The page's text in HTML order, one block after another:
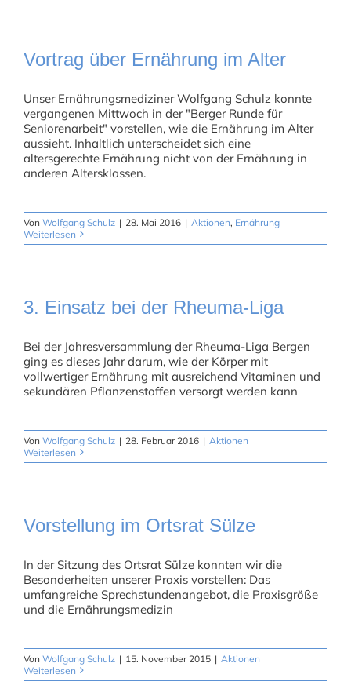
Vortrag über Ernährung im Alter
Unser Ernährungsmediziner Wolfgang Schulz konnte
vergangenen Mittwoch in der "Berger Runde für
Seniorenarbeit" vorstellen, wie die Ernährung im Alter
aussieht. Inhaltlich unterscheidet sich eine
altersgerechte Ernährung nicht von der Ernährung in
anderen Altersklassen.
Von Wolfgang Schulz | 28. Mai 2016 | Aktionen, Ernährung
Weiterlesen
3. Einsatz bei der Rheuma-Liga
Bei der Jahresversammlung der Rheuma-Liga Bergen
ging es dieses Jahr darum, wie der Körper mit
vollwertiger Ernährung mit ausreichend Vitaminen und
sekundären Pflanzenstoffen versorgt werden kann
Von Wolfgang Schulz | 28. Februar 2016 | Aktionen
Weiterlesen
Vorstellung im Ortsrat Sülze
In der Sitzung des Ortsrat Sülze konnten wir die
Besonderheiten unserer Praxis vorstellen: Das
umfangreiche Sprechstundenangebot, die Praxisgröße
und die Ernährungsmedizin
Von Wolfgang Schulz | 15. November 2015 | Aktionen
Weiterlesen